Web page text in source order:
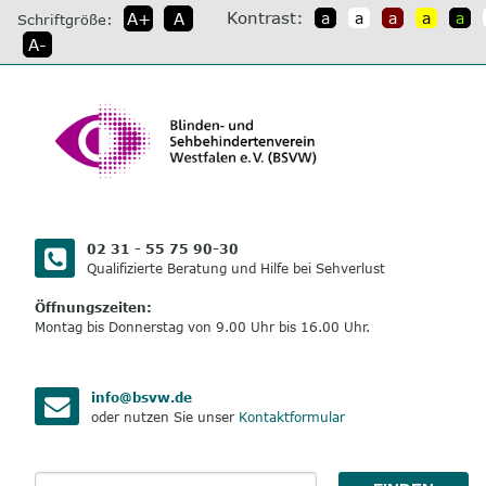
direkt
zum
Inhalt
Schriftgröße: A+
A
A-
Kontrast: a a a a a
02 31 - 55 75 90-30
Qualifizierte Beratung und Hilfe bei Sehverlust
Öffnungszeiten:
Montag bis Donnerstag von 9.00 Uhr bis 16.00 Uhr.
info@bsvw.de
oder nutzen Sie unser Kontaktformular